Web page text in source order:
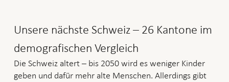
Unsere nächste Schweiz – 26 Kantone im
demografischen Vergleich
Die Schweiz altert – bis 2050 wird es weniger Kinder
geben und dafür mehr alte Menschen. Allerdings gibt